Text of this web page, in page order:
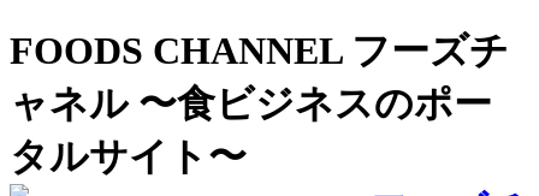
FOODS CHANNEL フーズチ
ャネル 〜食ビジネスのポー
タルサイト〜